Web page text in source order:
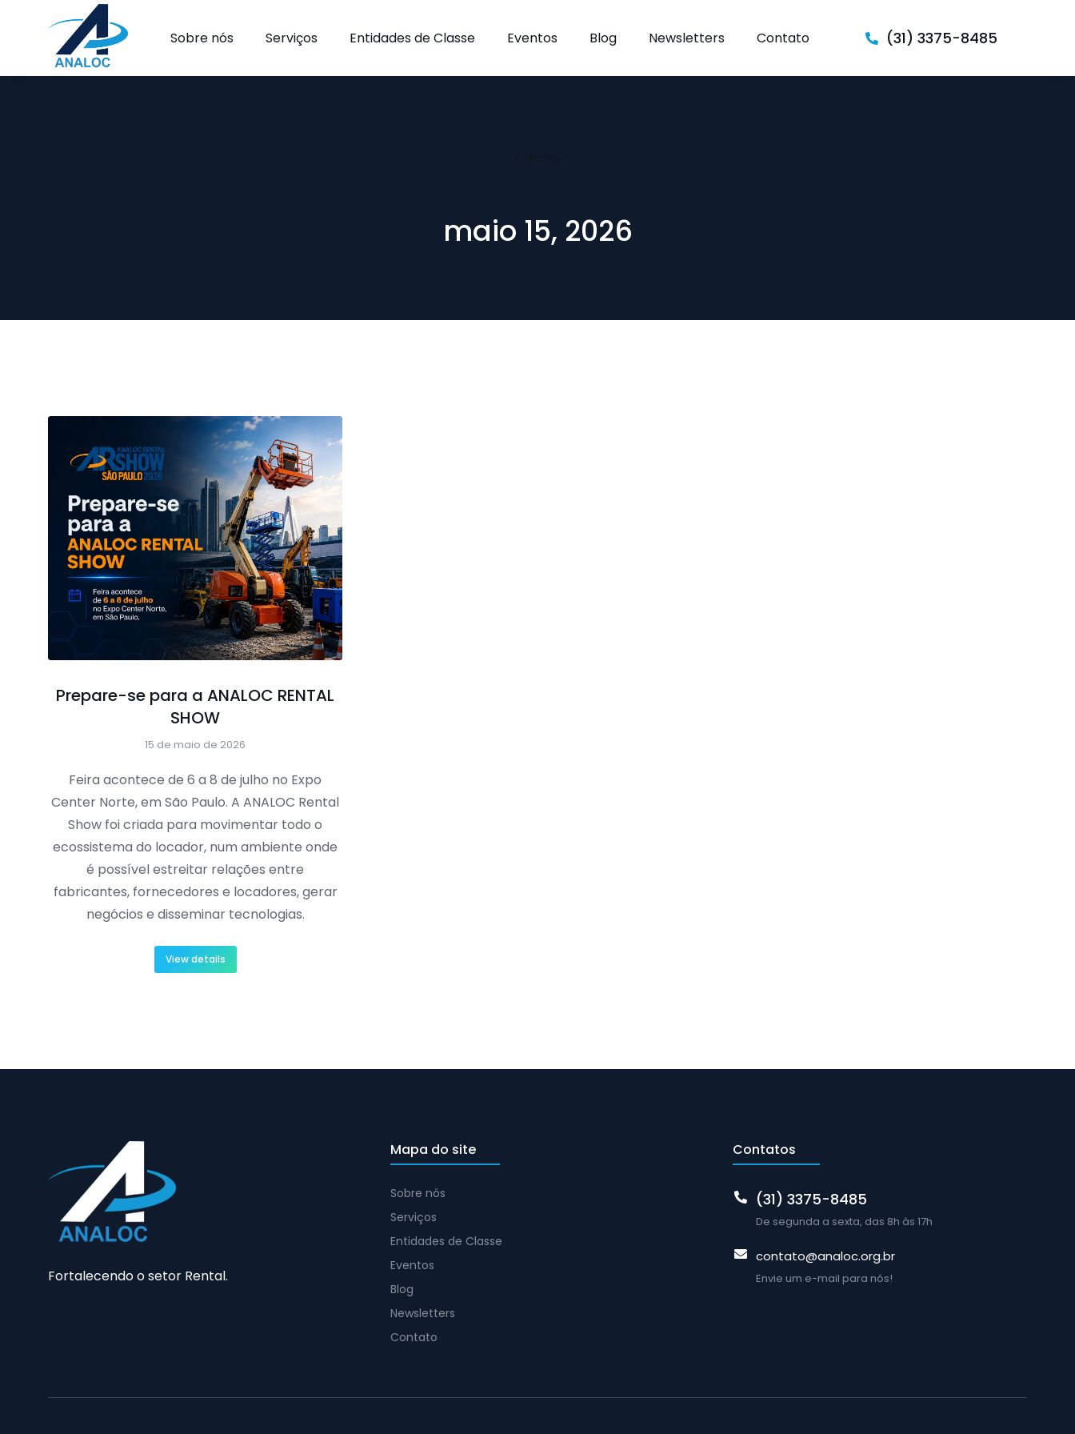
Sobre nós Serviços Entidades de Classe Eventos Blog Newsletters Contato (31) 3375-8485
maio 15, 2026
Prepare-se para a ANALOC RENTAL
SHOW
15 de maio de 2026
Feira acontece de 6 a 8 de julho no Expo
Center Norte, em São Paulo. A ANALOC Rental
Show foi criada para movimentar todo o
ecossistema do locador, num ambiente onde
é possível estreitar relações entre
fabricantes, fornecedores e locadores, gerar
negócios e disseminar tecnologias.
View details
Fortalecendo o setor Rental.
Mapa do site
Sobre nós
Serviços
Entidades de Classe
Eventos
Blog
Newsletters
Contato
Contatos
(31) 3375-8485
De segunda a sexta, das 8h às 17h
contato@analoc.org.br
Envie um e-mail para nós!